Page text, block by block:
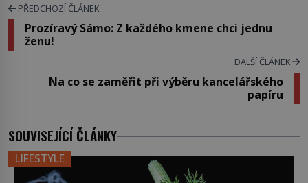
PŘEDCHOZÍ ČLÁNEK
Prozíravý Sámo: Z každého kmene chci jednu
ženu!
DALŠÍ ČLÁNEK
Na co se zaměřit při výběru kancelářského
papíru
SOUVISEJÍCÍ ČLÁNKY
LIFESTYLE